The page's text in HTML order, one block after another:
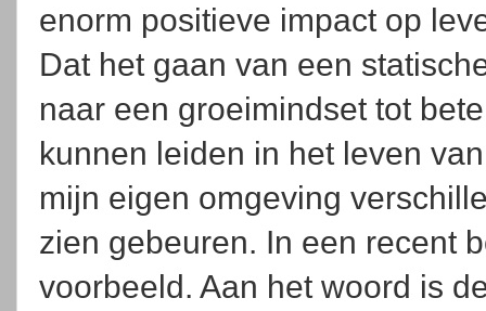
enorm positieve impact op
Dat het gaan van een
naar een groeimindset tot
kunnen leiden in het leven
mijn eigen omgeving
zien gebeuren. In een recent
voorbeeld. Aan het woord is